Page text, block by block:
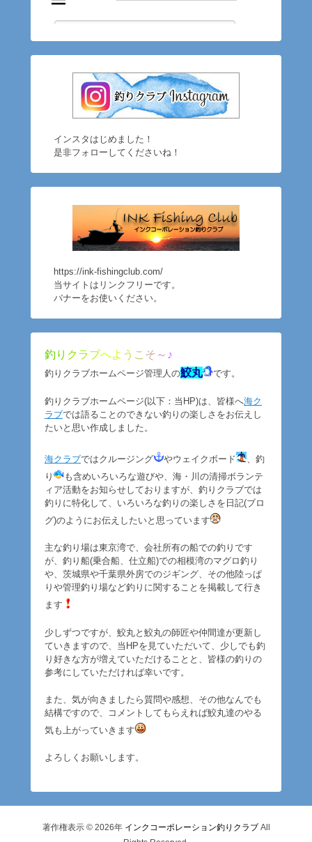
インスタはじめました！
是非フォローしてくださいね！
https://ink-fishingclub.com/
当サイトはリンクフリーです。
バナーをお使いください。
釣 り クラブへよ う こ そ ～ ♪
釣りクラブホームページ管理人の鮫丸 です。
釣りクラブホームページ(以下：当HP)は、皆様へ海ク
ラブでは語ることのできない釣りの楽しさをお伝えし
たいと思い作成しました。
海クラブではクルージング やウェイクボード
、釣
り
も含めいろいろな遊びや、海・川の清掃ボランテ
ィア活動をお知らせしておりますが、釣りクラブでは
釣りに特化して、いろいろな釣りの楽しさを日記(ブロ
グ)のようにお伝えしたいと思っています
主な釣り場は東京湾で、会社所有の船での釣りです
が、釣り船(乗合船、仕立船)での相模湾のマグロ釣り
や、茨城県や千葉県外房でのジギング、その他陸っぱ
りや管理釣り場など釣りに関することを掲載して行き
ます
少しずつですが、鮫丸と鮫丸の師匠や仲間達が更新し
ていきますので、当HPを見ていただいて、少しでも釣
り好きな方が増えていただけることと、皆様の釣りの
参考にしていただければ幸いです。
また、気が向きましたら質問や感想、その他なんでも
結構ですので、コメントしてもらえれば鮫丸達のやる
気も上がっていきます
よろしくお願いします。
著作権表示 © 2026年 インクコーポレーション釣りクラブAll